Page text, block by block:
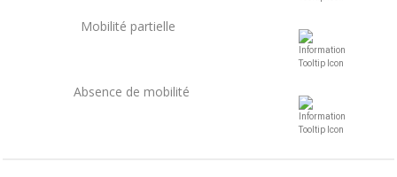
Mobilité partielle
Absence de mobilité